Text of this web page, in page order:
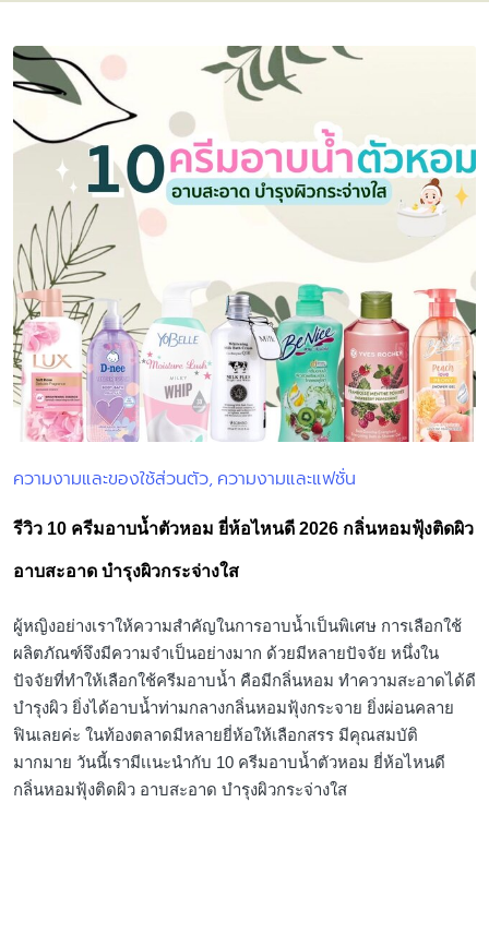
Posted
ความงามและของใช้ส่วนตัว ความงามและแฟชั่น
รีวิว 10 ครีมอาบน้ำตัวหอม ยี่ห้อไหนดี 2026 กลิ่นหอมฟุ้งติดผิว
อาบสะอาด บำรุงผิวกระจ่างใส
ผู้หญิงอย่างเราให้ความสำคัญในการอาบน้ำเป็นพิเศษ การเลือกใช้
ผลิตภัณฑ์จึงมีความจำเป็นอย่างมาก ด้วยมีหลายปัจจัย หนึ่งใน
ปัจจัยที่ทำให้เลือกใช้ครีมอาบน้ำ คือมีกลิ่นหอม ทำความสะอาดได้ดี
บำรุงผิว ยิ่งได้อาบน้ำท่ามกลางกลิ่นหอมฟุ้งกระจาย ยิ่งผ่อนคลาย
ฟินเลยค่ะ ในท้องตลาดมีหลายยี่ห้อให้เลือกสรร มีคุณสมบัติ
มากมาย วันนี้เรามีเเนะนำกับ 10 ครีมอาบน้ำตัวหอม ยี่ห้อไหนดี
กลิ่นหอมฟุ้งติดผิว อาบสะอาด บำรุงผิวกระจ่างใส